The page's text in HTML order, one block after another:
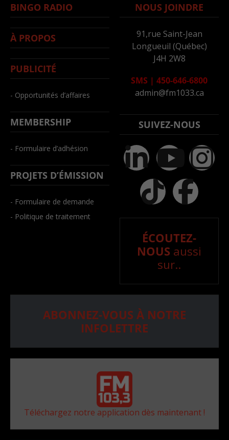
BINGO RADIO
À PROPOS
PUBLICITÉ
- Opportunités d’affaires
MEMBERSHIP
- Formulaire d’adhésion
PROJETS D’ÉMISSION
- Formulaire de demande
- Politique de traitement
NOUS JOINDRE
91,rue Saint-Jean
Longueuil (Québec)
J4H 2W8
SMS | 450-646-6800
admin@fm1033.ca
SUIVEZ-NOUS
ÉCOUTEZ-
NOUS aussi
sur..
ABONNEZ-VOUS À NOTRE
INFOLETTRE
Téléchargez notre application dès maintenant !